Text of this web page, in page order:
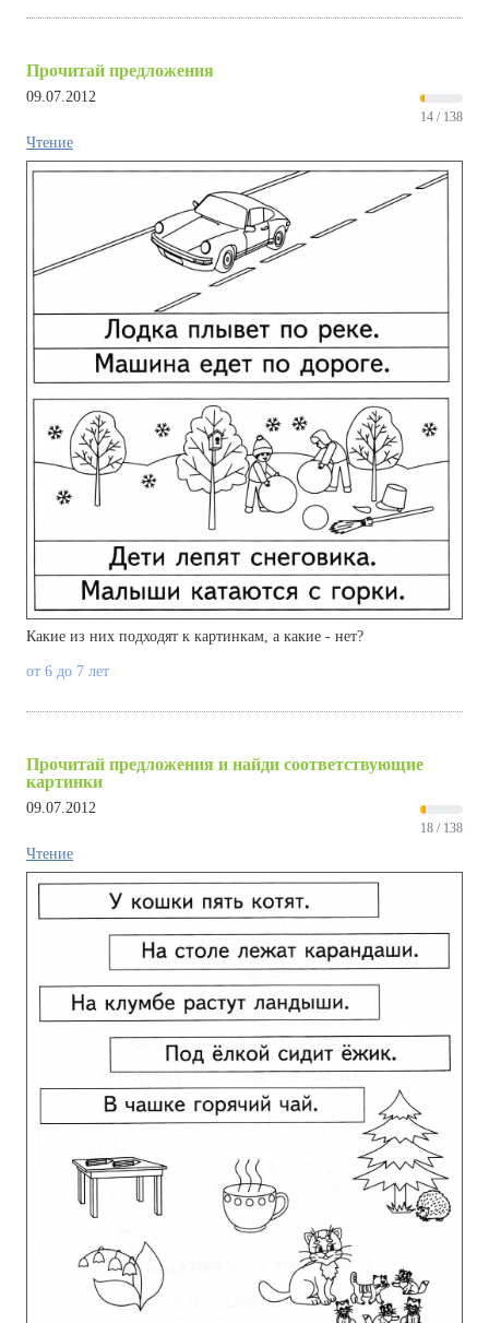
Прочитай предложения
09.07.2012
14 / 138
Чтение
Какие из них подходят к картинкам, а какие - нет?
от 6 до 7 лет
Прочитай предложения и найди соответствующие
картинки
09.07.2012
18 / 138
Чтение